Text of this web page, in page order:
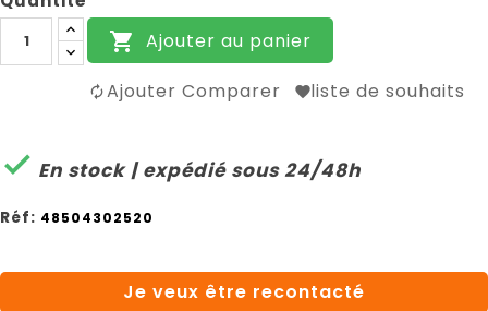
 Ajouter au panier
Ajouter Comparer liste de souhaits
 En stock | expédié sous 24/48h
Réf: 48504302520
Je veux être recontacté